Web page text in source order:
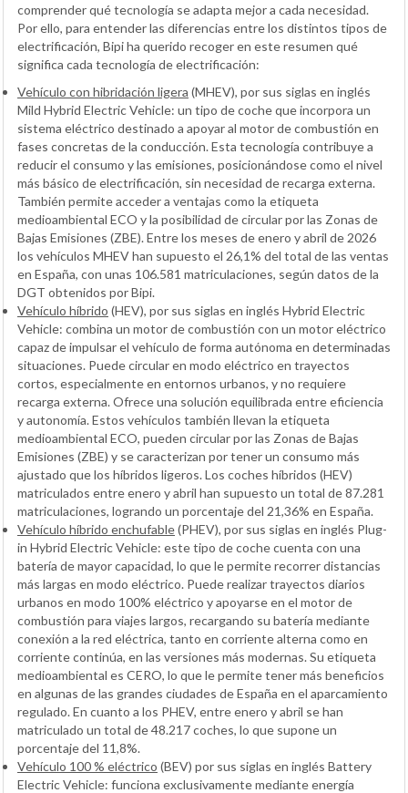
comprender qué tecnología se adapta mejor a cada necesidad.
Por ello, para entender las diferencias entre los distintos tipos de
electrificación, Bipi ha querido recoger en este resumen qué
significa cada tecnología de electrificación:
Vehículo con hibridación ligera (MHEV), por sus siglas en inglés
Mild Hybrid Electric Vehicle: un tipo de coche que incorpora un
sistema eléctrico destinado a apoyar al motor de combustión en
fases concretas de la conducción. Esta tecnología contribuye a
reducir el consumo y las emisiones, posicionándose como el nivel
más básico de electrificación, sin necesidad de recarga externa.
También permite acceder a ventajas como la etiqueta
medioambiental ECO y la posibilidad de circular por las Zonas de
Bajas Emisiones (ZBE). Entre los meses de enero y abril de 2026
los vehículos MHEV han supuesto el 26,1% del total de las ventas
en España, con unas 106.581 matriculaciones, según datos de la
DGT obtenidos por Bipi.
Vehículo híbrido (HEV), por sus siglas en inglés Hybrid Electric
Vehicle: combina un motor de combustión con un motor eléctrico
capaz de impulsar el vehículo de forma autónoma en determinadas
situaciones. Puede circular en modo eléctrico en trayectos
cortos, especialmente en entornos urbanos, y no requiere
recarga externa. Ofrece una solución equilibrada entre eficiencia
y autonomía. Estos vehículos también llevan la etiqueta
medioambiental ECO, pueden circular por las Zonas de Bajas
Emisiones (ZBE) y se caracterizan por tener un consumo más
ajustado que los híbridos ligeros. Los coches híbridos (HEV)
matriculados entre enero y abril han supuesto un total de 87.281
matriculaciones, logrando un porcentaje del 21,36% en España.
Vehículo híbrido enchufable(PHEV), por sus siglas en inglés Plug-
in Hybrid Electric Vehicle: este tipo de coche cuenta con una
batería de mayor capacidad, lo que le permite recorrer distancias
más largas en modo eléctrico. Puede realizar trayectos diarios
urbanos en modo 100% eléctrico y apoyarse en el motor de
combustión para viajes largos, recargando su batería mediante
conexión a la red eléctrica, tanto en corriente alterna como en
corriente continúa, en las versiones más modernas. Su etiqueta
medioambiental es CERO, lo que le permite tener más beneficios
en algunas de las grandes ciudades de España en el aparcamiento
regulado. En cuanto a los PHEV, entre enero y abril se han
matriculado un total de 48.217 coches, lo que supone un
porcentaje del 11,8%.
Vehículo 100 % eléctrico (BEV) por sus siglas en inglés Battery
Electric Vehicle: funciona exclusivamente mediante energía